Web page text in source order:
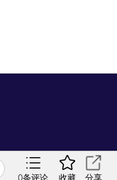
0条评论 收藏 分享